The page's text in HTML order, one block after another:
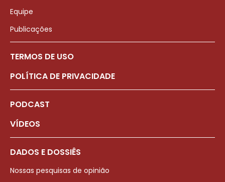
Equipe
Publicações
TERMOS DE USO
POLÍTICA DE PRIVACIDADE
PODCAST
VÍDEOS
DADOS E DOSSIÊS
Nossas pesquisas de opinião